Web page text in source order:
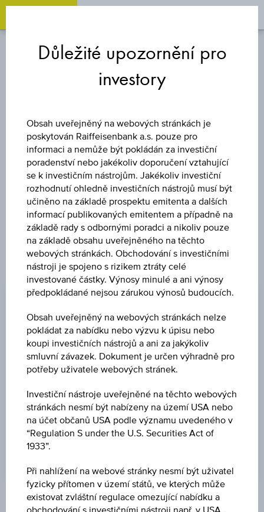
Quicklinks
DLUHOPIS
ABBVIE INC 4.95%
SNR 15/03/31
USD1000
ZMĚNA
+0,20(+0,20 %)
NÁKUP
100,56 %
PRODEJ
POSLEDNÍ AKTUALIZACE
07.08.2026
19:46:05.760
UTC
čas
(UTC)
Tržní data
Důležité upozornění pro
investory
Obsah uveřejněný na webových stránkách je
poskytován Raiffeisenbank a.s. pouze pro
informaci a nemůže být pokládán za investiční
poradenství nebo jakékoliv doporučení vztahující
se k investičním nástrojům. Jakékoliv investiční
rozhodnutí ohledně investičních nástrojů musí být
učiněno na základě prospektu emitenta a dalších
informací publikovaných emitentem a případně na
základě rady s odbornými poradci a nikoliv pouze
na základě obsahu uveřejněného na těchto
webových stránkách. Obchodování s investičními
nástroji je spojeno s rizikem ztráty celé
investované částky. Výnosy minulé a ani výnosy
předpokládané nejsou zárukou výnosů budoucích.
Obsah uveřejněný na webových stránkách nelze
pokládat za nabídku nebo výzvu k úpisu nebo
koupi investičních nástrojů a ani za jakýkoliv
smluvní závazek. Dokument je určen výhradně pro
potřeby uživatele webových stránek.
Investiční nástroje uveřejněné na těchto webových
stránkách nesmí být nabízeny na území USA nebo
na účet občanů USA podle významu uvedeného v
“Regulation S under the U.S. Securities Act of
1933”.
Při nahlížení na webové stránky nesmí být uživatel
fyzicky přítomen v území států, ve kterých může
existovat zvláštní regulace omezující nabídku a